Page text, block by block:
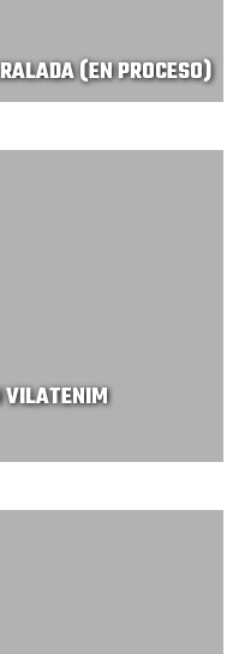
(EN PROCESO)
VILATENIM